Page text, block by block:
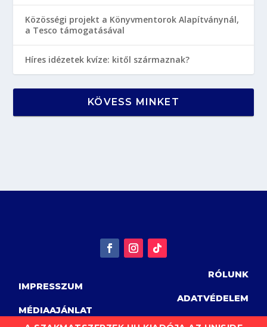
Közösségi projekt a Könyvmentorok Alapítványnál,
a Tesco támogatásával
Híres idézetek kvíze: kitől származnak?
KÖVESS MINKET
RÓLUNK
IMPRESSZUM
ADATVÉDELEM
MÉDIAAJÁNLAT